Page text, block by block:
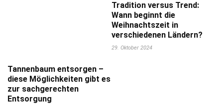
Tradition versus Trend:
Wann beginnt die
Weihnachtszeit in
verschiedenen Ländern?
29. Oktober 2024
Tannenbaum entsorgen –
diese Möglichkeiten gibt es
zur sachgerechten
Entsorgung